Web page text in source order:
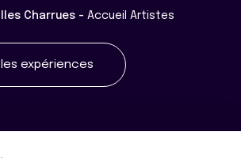
Charrues - Accueil Artistes
expériences